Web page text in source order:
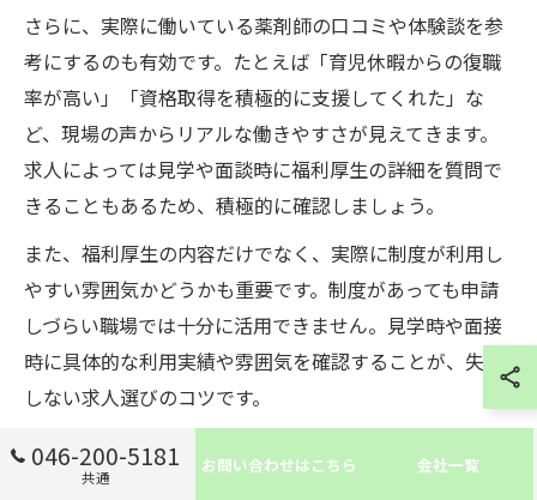
さらに、実際に働いている薬剤師の口コミや体験談を参
考にするのも有効です。たとえば「育児休暇からの復職
率が高い」「資格取得を積極的に支援してくれた」な
ど、現場の声からリアルな働きやすさが見えてきます。
求人によっては見学や面談時に福利厚生の詳細を質問で
きることもあるため、積極的に確認しましょう。
また、福利厚生の内容だけでなく、実際に制度が利用し
やすい雰囲気かどうかも重要です。制度があっても申請
しづらい職場では十分に活用できません。見学時や面接
時に具体的な利用実績や雰囲気を確認することが、失敗
しない求人選びのコツです。
働きやすさを高める福利厚生の内容
046-200-5181
共通
お問い合わせはこちら 会社一覧